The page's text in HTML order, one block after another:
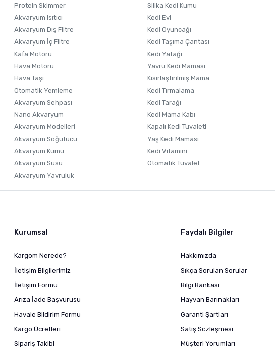
Ürün fiyatı diğer sitelerden daha pahalı.
Bu ürüne benzer farklı alternatifler olmalı.
Protein Skimmer
Akvaryum Isıtıcı
Akvaryum Dış Filtre
Akvaryum İç Filtre
Kafa Motoru
Hava Motoru
Hava Taşı
Otomatik Yemleme
Akvaryum Sehpası
Nano Akvaryum
Akvaryum Modelleri
Akvaryum Soğutucu
Akvaryum Kumu
Akvaryum Süsü
Akvaryum Yavruluk
Silika Kedi Kumu
Kedi Evi
Kedi Oyuncağı
Kedi Taşıma Çantası
Kedi Yatağı
Yavru Kedi Maması
Kısırlaştırılmış Mama
Kedi Tırmalama
Kedi Tarağı
Kedi Mama Kabı
Kapalı Kedi Tuvaleti
Yaş Kedi Maması
Kedi Vitamini
Otomatik Tuvalet
Kurumsal
Kargom Nerede?
İletişim Bilgilerimiz
İletişim Formu
Arıza İade Başvurusu
Havale Bildirim Formu
Kargo Ücretleri
Sipariş Takibi
Faydalı Bilgiler
Hakkımızda
Sıkça Sorulan Sorular
Bilgi Bankası
Hayvan Barınakları
Garanti Şartları
Satış Sözleşmesi
Müşteri Yorumları